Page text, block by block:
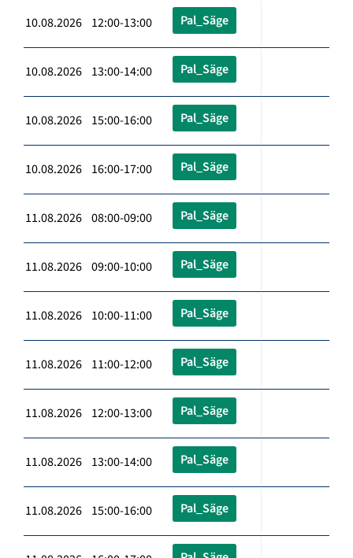
10.08.2026 12:00-13:00 Pal_Säge
10.08.2026 13:00-14:00 Pal_Säge
10.08.2026 15:00-16:00 Pal_Säge
10.08.2026 16:00-17:00 Pal_Säge
11.08.2026 08:00-09:00 Pal_Säge
11.08.2026 09:00-10:00 Pal_Säge
11.08.2026 10:00-11:00 Pal_Säge
11.08.2026 11:00-12:00 Pal_Säge
11.08.2026 12:00-13:00 Pal_Säge
11.08.2026 13:00-14:00 Pal_Säge
11.08.2026 15:00-16:00 Pal_Säge